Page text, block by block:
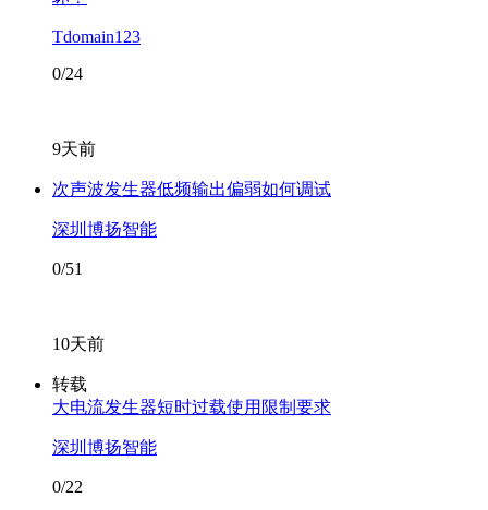
Tdomain123
0/24
9天前
次声波发生器低频输出偏弱如何调试
深圳博扬智能
0/51
10天前
转载
大电流发生器短时过载使用限制要求
深圳博扬智能
0/22